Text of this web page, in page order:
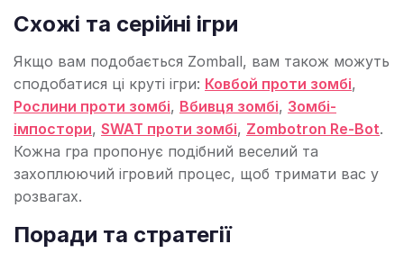
Схожі та серійні ігри
Якщо вам подобається Zomball, вам також можуть
сподобатися ці круті ігри: Ковбой проти зомбі,
Рослини проти зомбі, Вбивця зомбі, Зомбі-
імпостори, SWAT проти зомбі, Zombotron Re-Bot.
Кожна гра пропонує подібний веселий та
захоплюючий ігровий процес, щоб тримати вас у
розвагах.
Поради та стратегії